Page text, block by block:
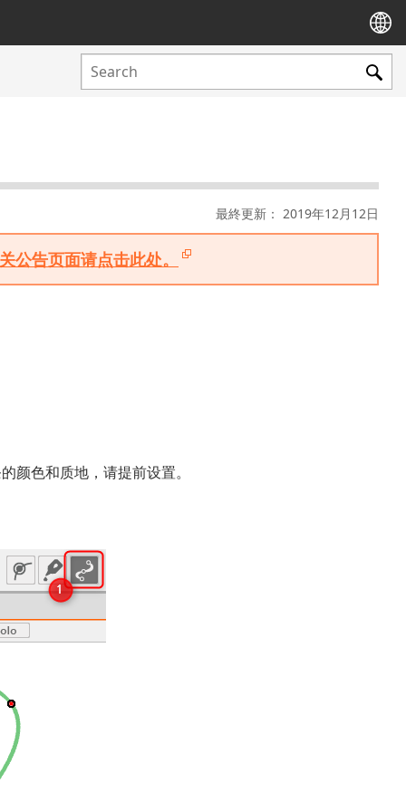
最終更新： 2019年12月12日
公告页面请点击此处。
颜色和质地，请提前设置。